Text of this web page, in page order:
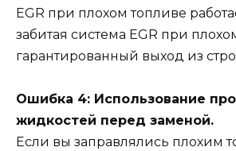
EGR при плохом топливе
забитая система EGR при
гарантированный выход из
Ошибка 4: Использование
жидкостей перед заменой.
Если вы заправлялись плохим